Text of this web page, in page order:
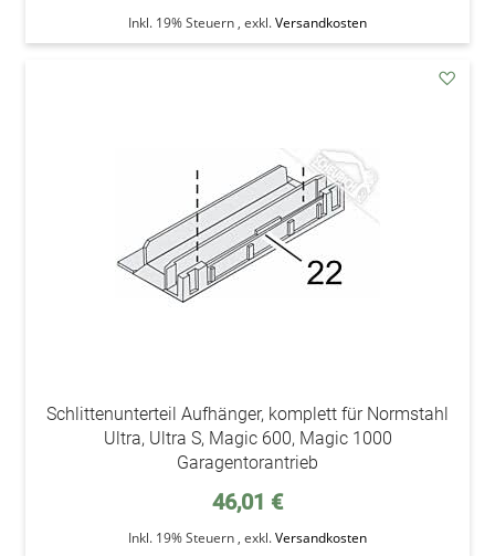
Inkl. 19% Steuern , exkl.Versandkosten
Schlittenunterteil Aufhänger, komplett für Normstahl
Ultra, Ultra S, Magic 600, Magic 1000
Garagentorantrieb
46,01 €
Inkl. 19% Steuern , exkl.Versandkosten